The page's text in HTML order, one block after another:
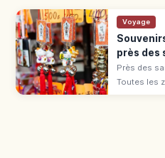
Voyage
près des
Près des
catégories
Toutes les